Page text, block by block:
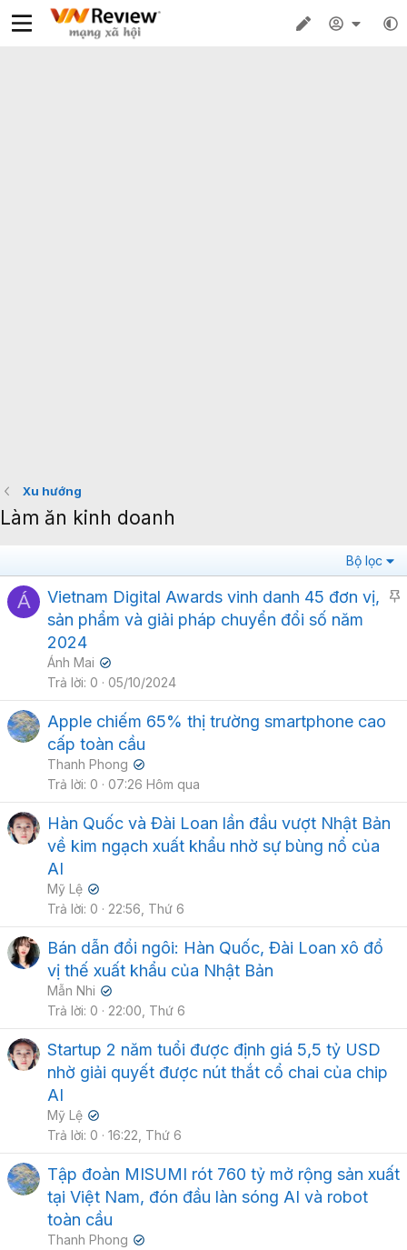
Xu hướng
Làm ăn kinh doanh
Bộ lọc
Á
Vietnam Digital Awards vinh danh 45 đơn vị,
sản phẩm và giải pháp chuyển đổi số năm
2024
Ánh Mai ✔
Trả lời 0 05/10/2024
Apple chiếm 65% thị trường smartphone cao
cấp toàn cầu
Thanh Phong ✔
Trả lời 0 07:26 Hôm qua
Hàn Quốc và Đài Loan lần đầu vượt Nhật Bản
về kim ngạch xuất khẩu nhờ sự bùng nổ của
AI
Mỹ Lệ ✔
Trả lời 0 22:56, Thứ 6
Bán dẫn đổi ngôi: Hàn Quốc, Đài Loan xô đổ
vị thế xuất khẩu của Nhật Bản
Mẫn Nhi ✔
Trả lời 0 22:00, Thứ 6
Startup 2 năm tuổi được định giá 5,5 tỷ USD
nhờ giải quyết được nút thắt cổ chai của chip
AI
Mỹ Lệ ✔
Trả lời 0 16:22, Thứ 6
Tập đoàn MISUMI rót 760 tỷ mở rộng sản xuất
tại Việt Nam, đón đầu làn sóng AI và robot
toàn cầu
Thanh Phong ✔